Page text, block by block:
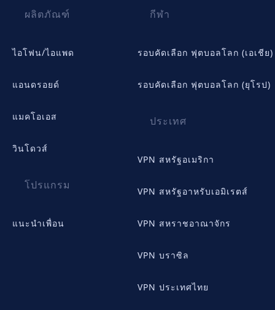
ผลิตภัณฑ์
ไอโฟน/ไอแพด
แอนดรอยด์
แมคโอเอส
วินโดวส์
โปรแกรม
แนะนำเพื่อน
กีฬา
รอบคัดเลือก ฟุตบอลโลก (เอเชีย)
รอบคัดเลือก ฟุตบอลโลก (ยุโรป)
ประเทศ
VPN สหรัฐอเมริกา
VPN สหรัฐอาหรับเอมิเรตส์
VPN สหราชอาณาจักร
VPN บราซิล
VPN ประเทศไทย